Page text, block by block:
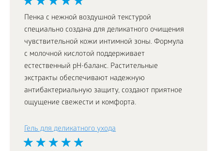
Пенка с нежной воздушной текстурой
специально создана для деликатного очищения
чувствительной кожи интимной зоны. Формула
с молочной кислотой поддерживает
естественный pH-баланс. Растительные
экстракты обеспечивают надежную
антибактериальную защиту, создают приятное
ощущение свежести и комфорта.
Гель для деликатного ухода